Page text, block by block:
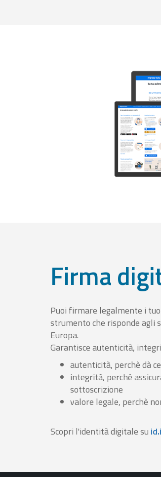
Firma
Puoi firmare legalmente i
strumento che risponde agli
Europa.
Garantisce autenticità,
autenticità, perchè dà
integrità, perchè
sottoscrizione
valore legale, perchè
Scopri l'identità digitale su